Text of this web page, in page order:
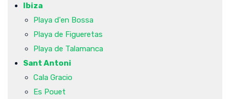
Ibiza
Playa d'en Bossa
Playa de Figueretas
Playa de Talamanca
Sant Antoni
Cala Gracio
Es Pouet